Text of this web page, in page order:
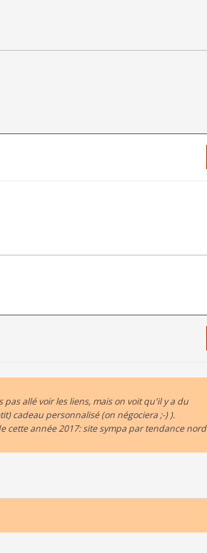
allé voir les liens, mais on voit qu'il y a du
cadeau personnalisé (on négociera ;-) ).
cette année 2017: site sympa par tendance nord